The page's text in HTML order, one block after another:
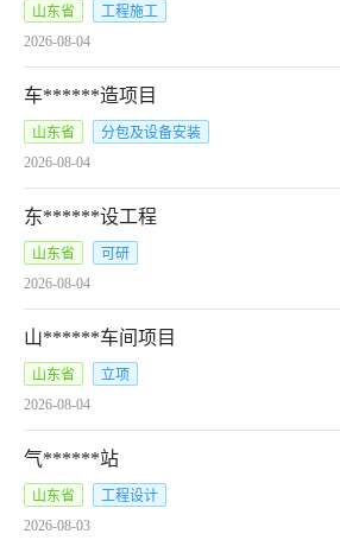
山东省
工程施工
2026-08-04
车******造项目
山东省
分包及设备安装
2026-08-04
东******设工程
山东省
可研
2026-08-04
山******车间项目
山东省
立项
2026-08-04
气******站
山东省
工程设计
2026-08-03